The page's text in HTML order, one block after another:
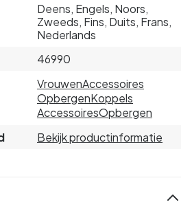
Deens, Engels, Noors,
Zweeds, Fins, Duits, Frans,
Nederlands
46990
VrouwenAccessoires
OpbergenKoppels
AccessoiresOpbergen
Bekijk productinformatie